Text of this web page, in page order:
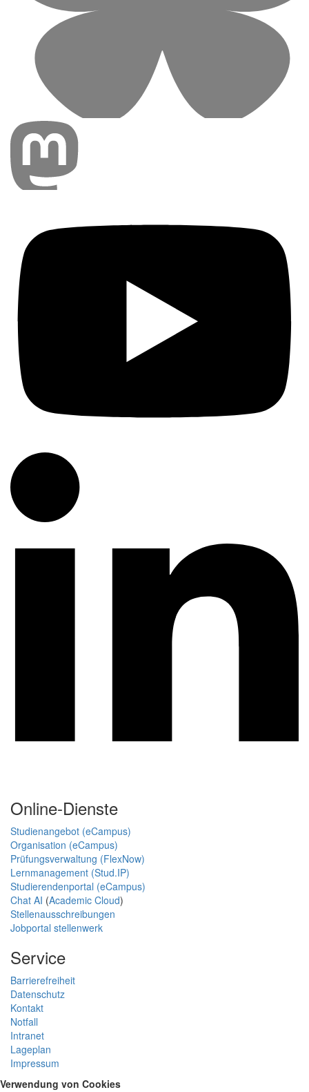
Online-Dienste
Studienangebot (eCampus)
Organisation (eCampus)
Prüfungsverwaltung (FlexNow)
Lernmanagement (Stud.IP)
Studierendenportal (eCampus)
Chat AI (Academic Cloud)
Stellenausschreibungen
Jobportal stellenwerk
Service
Barrierefreiheit
Datenschutz
Kontakt
Notfall
Intranet
Lageplan
Impressum
Verwendung von Cookies